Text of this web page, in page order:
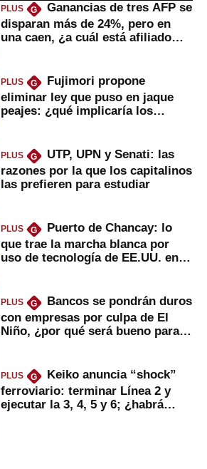
PLUS G
Ganancias de tres AFP se
disparan más de 24%, pero en
una caen, ¿a cuál está afiliado
PLUS G
Fujimori propone
eliminar ley que puso en jaque
peajes: ¿qué implicaría los
PLUS G
UTP, UPN y Senati: las
razones por la que los capitalinos
las prefieren para estudiar
PLUS G
Puerto de Chancay: lo
que trae la marcha blanca por
uso de tecnología de EE.UU. en
PLUS G
Bancos se pondrán duros
con empresas por culpa de El
Niño, ¿por qué será bueno para
PLUS G
Keiko anuncia “shock”
ferroviario: terminar Línea 2 y
ejecutar la 3, 4, 5 y 6; ¿habrá